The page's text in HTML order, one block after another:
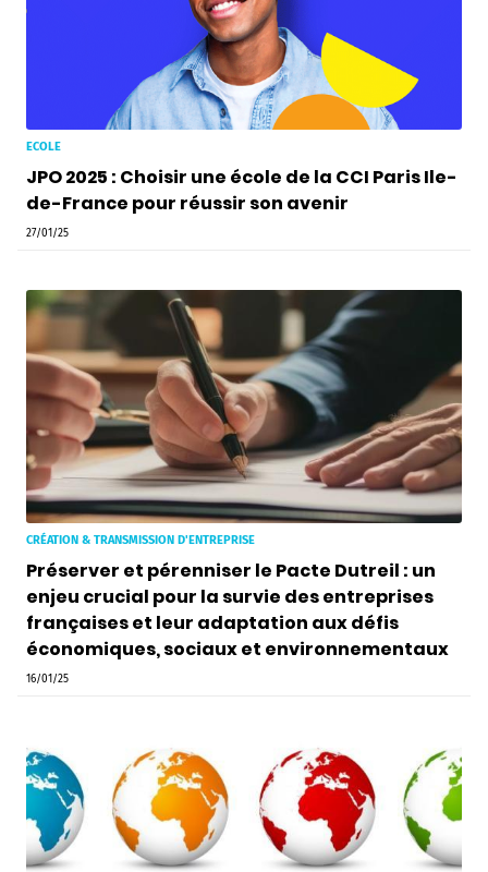
ECOLE
JPO 2025 : Choisir une école de la CCI Paris Ile-
de-France pour réussir son avenir
27/01/25
CRÉATION & TRANSMISSION D'ENTREPRISE
Préserver et pérenniser le Pacte Dutreil : un
enjeu crucial pour la survie des entreprises
françaises et leur adaptation aux défis
économiques, sociaux et environnementaux
16/01/25